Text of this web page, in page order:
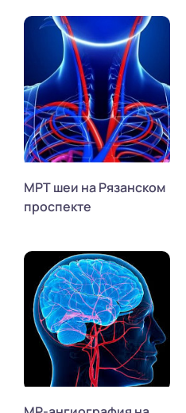
МРТ шеи на Рязанском
проспекте